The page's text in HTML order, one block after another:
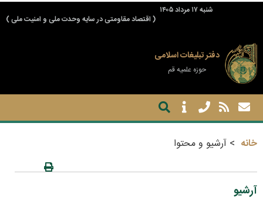
شنبه ۱۷ مرداد ۱۴۰۵
( اقتصاد مقاومتی در سایه وحدت ملی و امنیت ملی )
دفتر تبلیغات اسلامی
حوزه علمیه قم
خانه آرشیو و محتوا
آرشیو